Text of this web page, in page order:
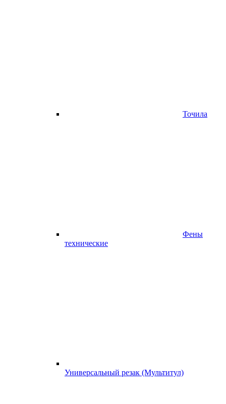
Точила
Фены
технические
Универсальный резак (Мультитул)